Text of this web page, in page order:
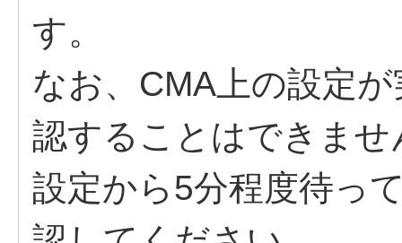
す。
なお、CMA上の設定
認することはできませ
設定から5分程度待っ